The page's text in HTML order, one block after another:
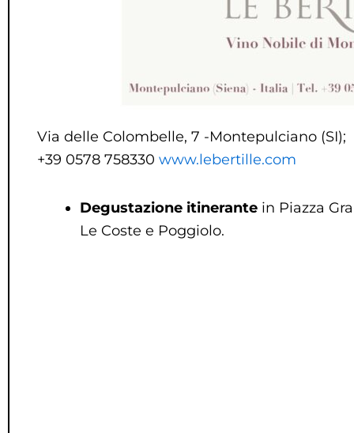
Via delle Colombelle, 7 -Montepulciano (SI);
+39 0578 758330 www.lebertille.com
Degustazione itinerante in Piazza
Le Coste e Poggiolo.